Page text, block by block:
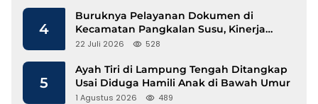
4
Buruknya Pelayanan Dokumen di
Kecamatan Pangkalan Susu, Kinerja
Disdukcapil Langkat Disorot
22 Juli 2026 528
5
Ayah Tiri di Lampung Tengah Ditangkap
Usai Diduga Hamili Anak di Bawah Umur
1 Agustus 2026 489